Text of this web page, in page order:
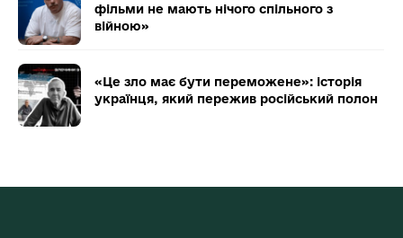
фільми не мають нічого спільного з
війною»
«Це зло має бути переможене»: історія
українця, який пережив російський полон